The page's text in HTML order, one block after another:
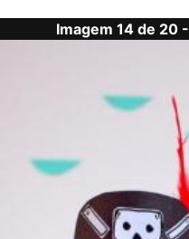
Imagem 14 de 20 -